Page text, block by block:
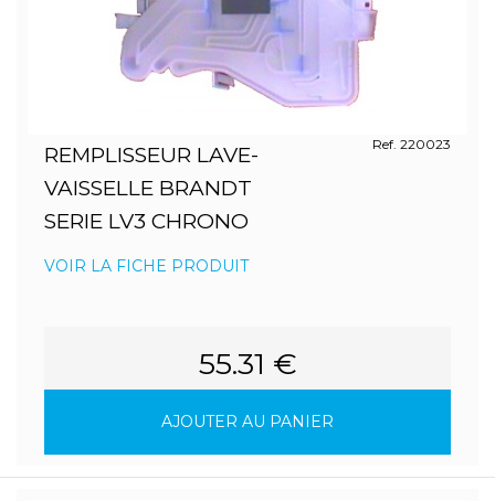
REMPLISSEUR LAVE-
VAISSELLE BRANDT
SERIE LV3 CHRONO
Ref. 220023
VOIR LA FICHE PRODUIT
55.31 €
AJOUTER AU PANIER